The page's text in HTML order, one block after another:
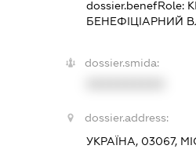
dossier.benefRole:
БЕНЕФІЦІАРНИЙ
dossier.smida:
dossier.address:
УКРАЇНА, 03067,